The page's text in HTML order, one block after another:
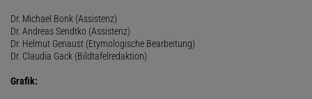
Dr. Michael Bonk (Assistenz)
Dr. Andreas Sendtko (Assistenz)
Dr. Helmut Genaust (Etymologische Bearbeitung)
Dr. Claudia Gack (Bildtafelredaktion)
Grafik: